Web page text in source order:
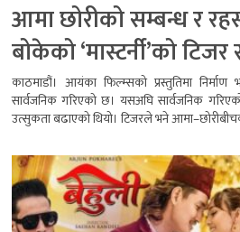
आमा छोरीको सम्बन्ध र
बोकेको ‘मास्टर्नी’को
काठमाडौं। आयंका फिल्म्सको प्रस्तुतिमा निर्माण
सार्वजनिक गरिएको छ। यसअघि सार्वजनिक
उत्सुकता बढाएको थियो। टिजरले भने